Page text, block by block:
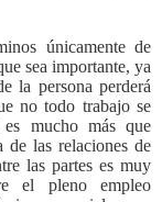
únicamente de
sea importante, ya
la persona perderá
no todo trabajo se
mucho más que
las relaciones de
las partes es muy
el pleno empleo